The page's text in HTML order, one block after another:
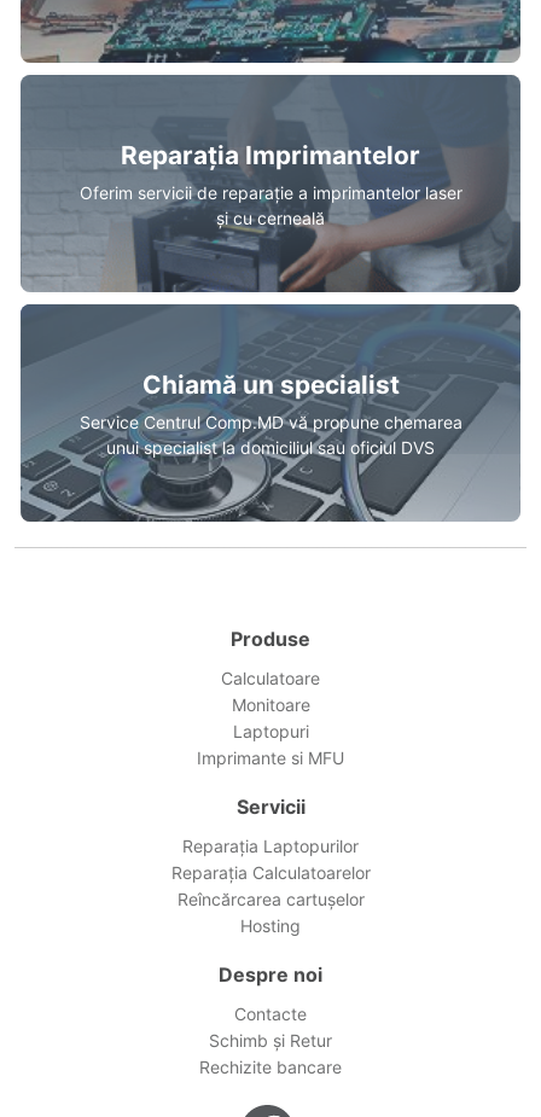
Reparația Imprimantelor
Oferim servicii de reparație a imprimantelor laser
și cu cerneală
Chiamă un specialist
Service Centrul Comp.MD vă propune chemarea
unui specialist la domiciliul sau oficiul DVS
Produse
Calculatoare
Monitoare
Laptopuri
Imprimante si MFU
Servicii
Reparația Laptopurilor
Reparația Calculatoarelor
Reîncărcarea cartușelor
Hosting
Despre noi
Contacte
Schimb și Retur
Rechizite bancare